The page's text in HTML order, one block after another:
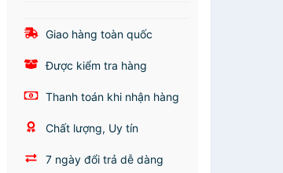
Giao hàng toàn quốc
Được kiểm tra hàng
Thanh toán khi nhận hàng
Chất lượng, Uy tín
7 ngày đổi trả dễ dàng